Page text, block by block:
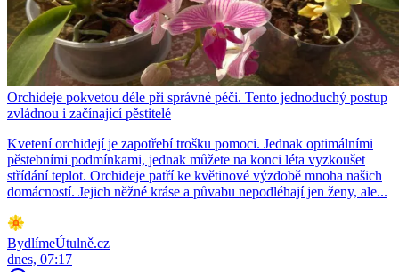
Orchideje pokvetou déle při správné péči. Tento jednoduchý postup
zvládnou i začínající pěstitelé
Kvetení orchidejí je zapotřebí trošku pomoci. Jednak optimálními
pěstebními podmínkami, jednak můžete na konci léta vyzkoušet
střídání teplot. Orchideje patří ke květinové výzdobě mnoha našich
domácností. Jejich něžné kráse a půvabu nepodléhají jen ženy, ale...
BydlímeÚtulně.cz
dnes, 07:17